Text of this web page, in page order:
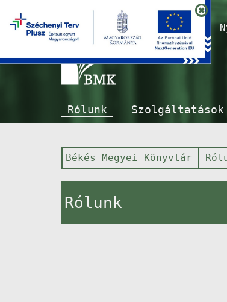
Rólunk Szolgáltatások
Békés Megyei Könyvtár
Rólunk